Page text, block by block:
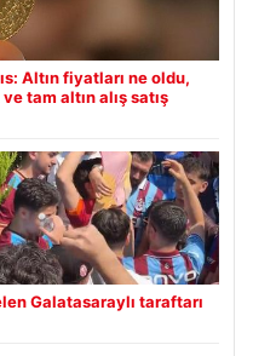
Altın fiyatları ne oldu,
tam altın alış satış
Galatasaraylı taraftarı